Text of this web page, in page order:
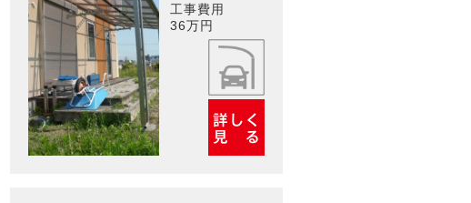
工事費用
36万円